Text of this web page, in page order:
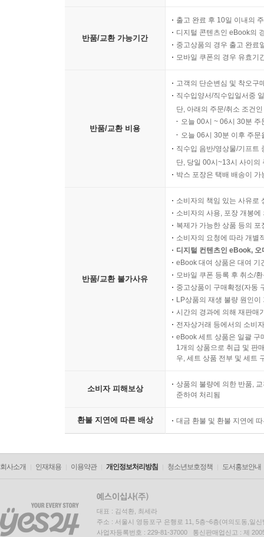
반품/교환 가능기간
출고 완료 후 10일 이내의
디지털 콘텐츠인 eBook의
중고상품의 경우 출고 완료
모바일 쿠폰의 경우 유효기
반품/교환 비용
고객의 단순변심 및 착오구
직수입양서/직수입일서중
단, 아래의 주문/취소 조건
오늘 00시 ~ 06시 30분
오늘 06시 30분 이후 주
직수입 음반/영상물/기프트
단, 당일 00시~13시 사이의
박스 포장은 택배 배송이
반품/교환 불가사유
소비자의 책임 있는 사유로
소비자의 사용, 포장 개봉
복제가 가능한 상품 등의
소비자의 요청에 따라 개별
디지털 컨텐츠인 eBook,
eBook 대여 상품은 대여 기
모바일 쿠폰 등록 후 취소/
중고상품이 구매확정(자동
LP상품의 재생 불량 원인
시간의 경과에 의해 재판매
전자상거래 등에서의 소비
eBook 세트 상품은 일괄 구
1개의 상품으로 취급 및 판
우, 세트 상품 전부 및 세트
소비자 피해보상
상품의 불량에 의한 반품,
준하여 처리됨
환불 지연에 따른 배상 대금 환불 및 환불 지연에
회사소개 인재채용 이용약관 개인정보처리방침 청소년보호정책 도서홍보안내
대표 : 김석환, 최세라
주소 : 서울시 영등포구 은행로 11, 5층~6층(여의도동,일신
사업자등록번호 : 229-81-37000 통신판매업신고 : 제